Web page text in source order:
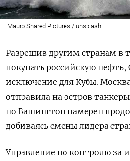
Mauro Shared Pictures / unsplash
Разрешив другим странам в
покупать российскую нефть,
исключение для Кубы.
отправила на остров
но Вашингтон намерен
добиваясь смены лидера
Управление по контролю за